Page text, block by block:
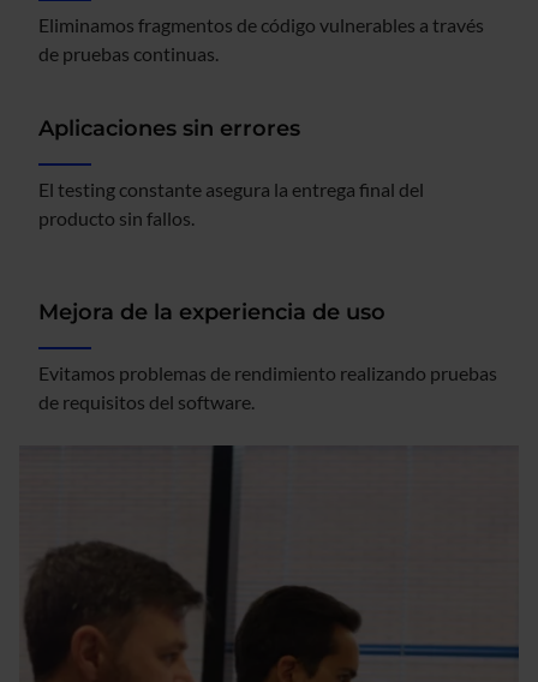
Eliminamos fragmentos de código vulnerables a través
de pruebas continuas.
Aplicaciones sin errores
El testing constante asegura la entrega final del
producto sin fallos.
Mejora de la experiencia de uso
Evitamos problemas de rendimiento realizando pruebas
de requisitos del software.